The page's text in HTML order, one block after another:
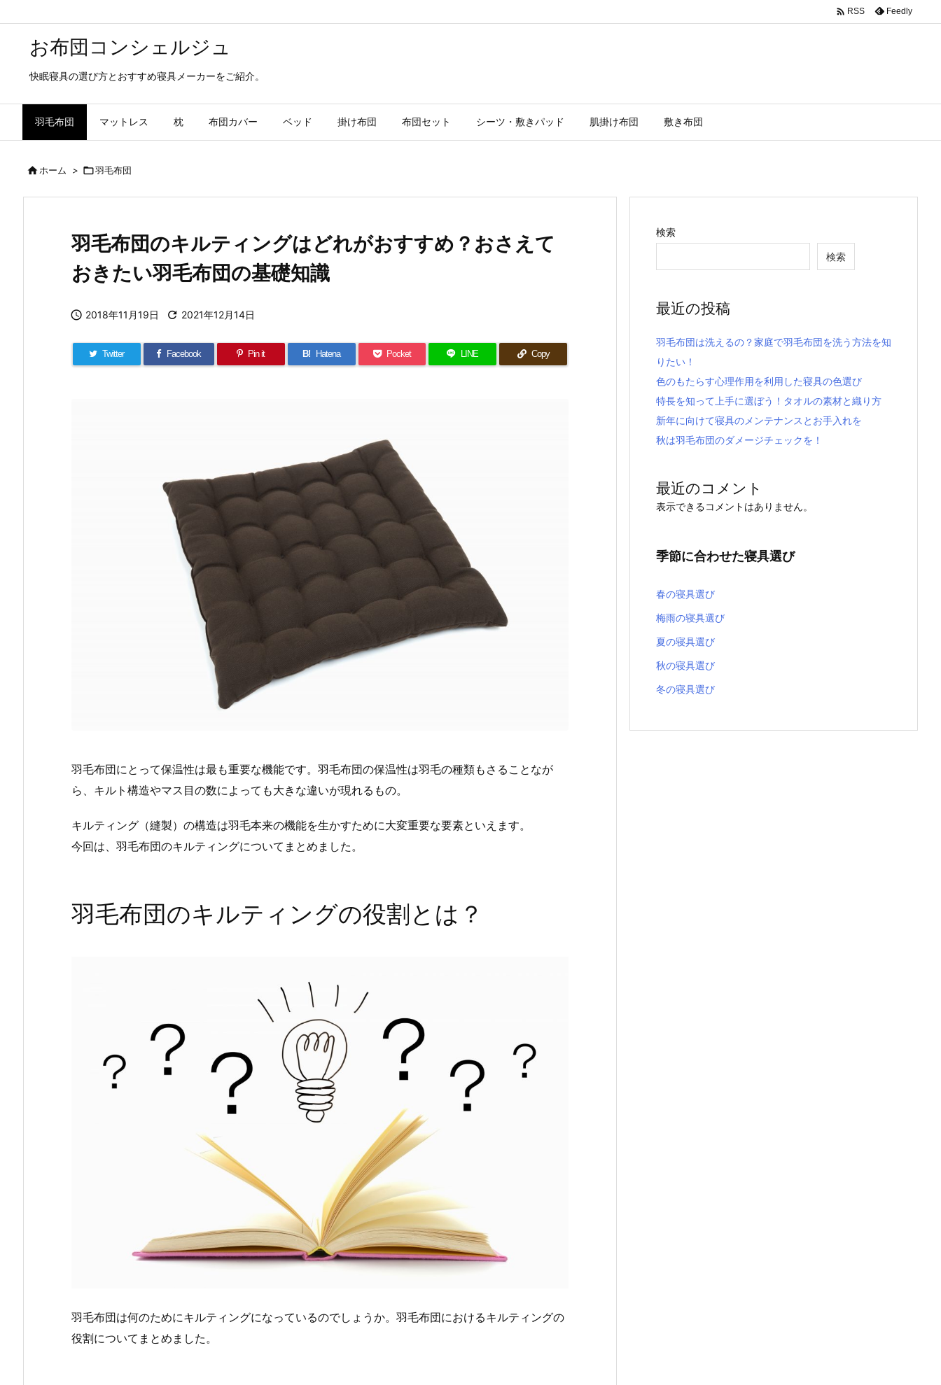
お布団コンシェルジュ
快眠寝具の選び方とおすすめ寝具メーカーをご紹介。
羽毛布団 マットレス 枕 布団カバー ベッド 掛け布団 布団セット シーツ・敷きパッド 肌掛け布団 敷き布団
 RSS Feedly
ホーム > 羽毛布団
羽毛布団のキルティングはどれがおすすめ？おさえて
おきたい羽毛布団の基礎知識
 2018年11月19日  2021年12月14日
Twitter Facebook Pin it B! Hatena Pocket LINE Copy
羽毛布団にとって保温性は最も重要な機能です。羽毛布団の保温性は羽毛の種類もさることなが
ら、キルト構造やマス目の数によっても大きな違いが現れるもの。
キルティング（縫製）の構造は羽毛本来の機能を生かすために大変重要な要素といえます。
今回は、羽毛布団のキルティングについてまとめました。
羽毛布団のキルティングの役割とは？
羽毛布団は何のためにキルティングになっているのでしょうか。羽毛布団におけるキルティングの
役割についてまとめました。
検索
検索
最近の投稿
羽毛布団は洗えるの？家庭で羽毛布団を洗う方法を知
りたい！
色のもたらす心理作用を利用した寝具の色選び
特長を知って上手に選ぼう！タオルの素材と織り方
新年に向けて寝具のメンテナンスとお手入れを
秋は羽毛布団のダメージチェックを！
最近のコメント
表示できるコメントはありません。
季節に合わせた寝具選び
春の寝具選び
梅雨の寝具選び
夏の寝具選び
秋の寝具選び
冬の寝具選び